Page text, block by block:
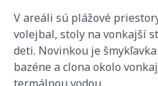
V areáli sú plážové
volejbal, stoly na vonkajší
deti. Novinkou je
bazéne a clona okolo